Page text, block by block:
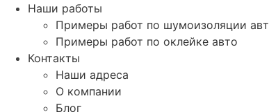
Наши работы
Примеры работ по шумоизоляции
Примеры работ по оклейке авто
Контакты
Наши адреса
О компании
Блог